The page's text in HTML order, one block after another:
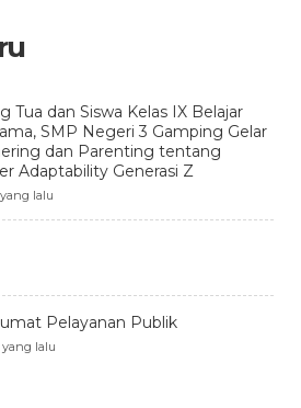
Tua dan Siswa Kelas IX Belajar
SMP Negeri 3 Gamping Gelar
dan Parenting tentang
Adaptability Generasi Z
lalu
Pelayanan Publik
lalu